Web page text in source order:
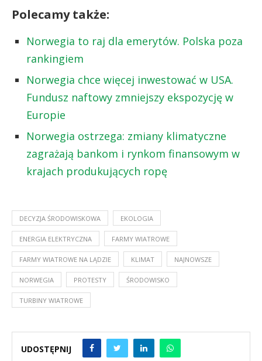
Polecamy także:
Norwegia to raj dla emerytów. Polska poza
rankingiem
Norwegia chce więcej inwestować w USA.
Fundusz naftowy zmniejszy ekspozycję w
Europie
Norwegia ostrzega: zmiany klimatyczne
zagrażają bankom i rynkom finansowym w
krajach produkujących ropę
DECYZJA ŚRODOWISKOWA EKOLOGIA
ENERGIA ELEKTRYCZNA FARMY WIATROWE
FARMY WIATROWE NA LĄDZIE KLIMAT NAJNOWSZE
NORWEGIA PROTESTY ŚRODOWISKO
TURBINY WIATROWE
UDOSTĘPNIJ